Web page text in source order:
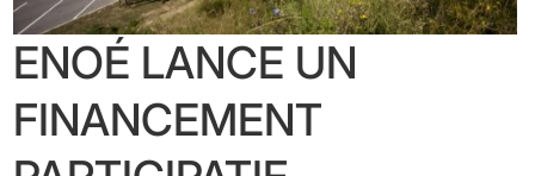
ENOÉ LANCE UN
FINANCEMENT